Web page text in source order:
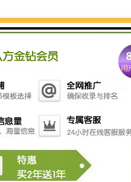
冲压式普通压力机。主要是针对板材
理是将圆周运动转换为直线运动，由主
的运动为圆周运动。